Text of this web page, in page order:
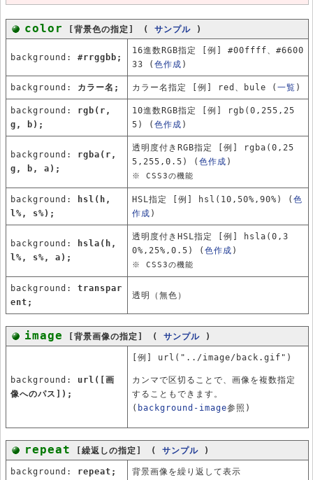
color [背景色の指定] ( サンプル )
background: #rrggbb;
16進数RGB指定 [例] #00ffff、#6600
33 ( 色作成 )
background: カラー名; カラー名指定 [例] red、bule ( 一覧 )
background: rgb(r,
g, b);
10進数RGB指定 [例] rgb(0,255,25
5) ( 色作成 )
background: rgba(r,
g, b, a);
透明度付きRGB指定 [例] rgba(0,25
5,255,0.5) ( 色作成 )
※ CSS3の機能
background:
hsl(h,
l%, s%);
HSL指定 [例] hsl(10,50%,90%) ( 色
作成 )
background:
hsla(h,
l%, s%, a);
透明度付きHSL指定 [例] hsla(0,3
0%,25%,0.5) ( 色作成 )
※ CSS3の機能
background: transpar
ent;
透明（無色）
image [背景画像の指定] ( サンプル )
background: url([画
像へのパス]);
[例] url("../image/back.gif")
カンマで区切ることで、画像を複数指定
することもできます。
( background-image参照)
repeat [繰返しの指定] ( サンプル )
background: repeat; 背景画像を繰り返して表示